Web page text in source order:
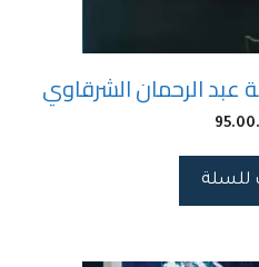
عبد الرحمان الشرقاوي
95.00